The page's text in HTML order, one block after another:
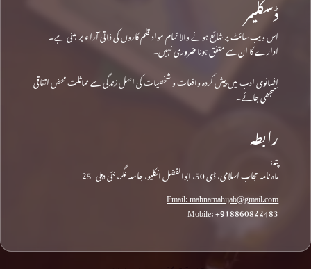
ڈسکلیمر
اس ویب سائٹ پر شائع ہونے والا تمام مواد قلم کاروں کی ذاتی آراء پر مبنی ہے۔
ادارے کا ان سے متفق ہونا ضروری نہیں۔
افسانوی ادب میں پیش کردہ واقعات و شخصیات کی اصل زندگی سے مماثلت محض اتفاقی
سمجھی جائے۔
رابطہ
پتہ:
ماہ نامہ حجاب اسلامی، ڈی 50، ابوالفضل انکلیو، جامعہ نگر، نئی دہلی-25
Email: mahnamahijab@gmail.com
Mobile: +918860822483